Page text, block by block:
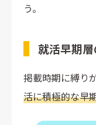
う。
就活早期
掲載時期に縛り
活に積極的な早